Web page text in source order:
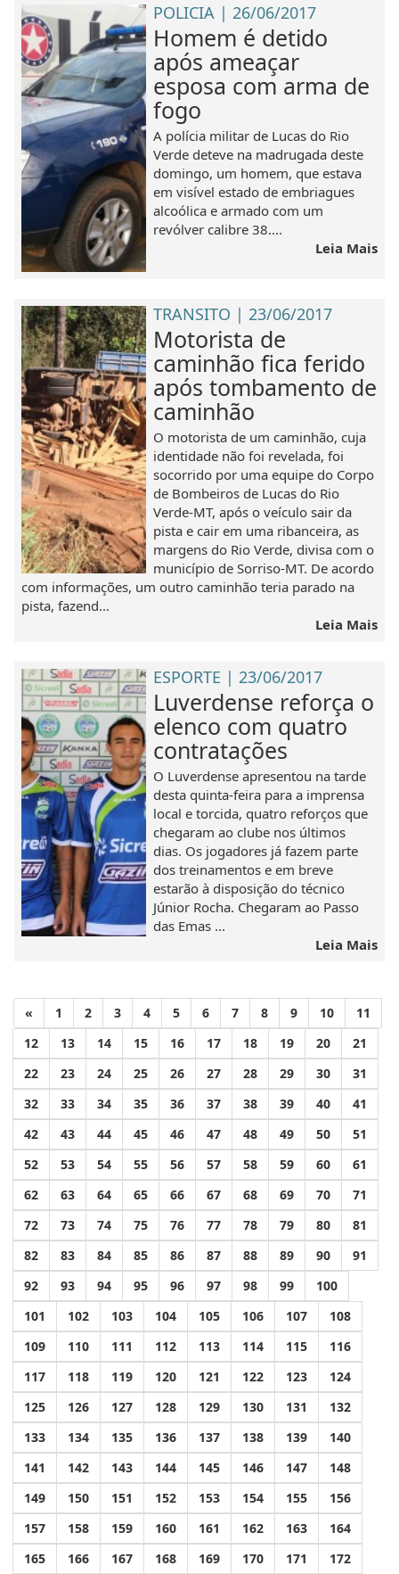
POLICIA | 26/06/2017
Homem é detido
após ameaçar
esposa com arma de
fogo
A polícia militar de Lucas do Rio
Verde deteve na madrugada deste
domingo, um homem, que estava
em visível estado de embriagues
alcoólica e armado com um
revólver calibre 38....
Leia Mais
TRANSITO | 23/06/2017
Motorista de
caminhão fica ferido
após tombamento de
caminhão
O motorista de um caminhão, cuja
identidade não foi revelada, foi
socorrido por uma equipe do Corpo
de Bombeiros de Lucas do Rio
Verde-MT, após o veículo sair da
pista e cair em uma ribanceira, as
margens do Rio Verde, divisa com o
município de Sorriso-MT. De acordo
com informações, um outro caminhão teria parado na
pista, fazend...
Leia Mais
ESPORTE | 23/06/2017
Luverdense reforça o
elenco com quatro
contratações
O Luverdense apresentou na tarde
desta quinta-feira para a imprensa
local e torcida, quatro reforços que
chegaram ao clube nos últimos
dias. Os jogadores já fazem parte
dos treinamentos e em breve
estarão à disposição do técnico
Júnior Rocha. Chegaram ao Passo
das Emas ...
Leia Mais
« 1 2 3 4 5 6 7 8 9 10
11
12
13 14 15 16 17 18 19 20
21
22
23 24 25 26 27 28 29 30
31
32
33 34 35 36 37 38 39 40
41
42
43 44 45 46 47 48 49 50
51
52
53 54 55 56 57 58 59 60
61
62
63 64 65 66 67 68 69 70
71
72
73 74 75 76 77 78 79 80
81
82
83 84 85 86 87 88 89 90
91
92
93 94 95 96 97 98 99
100
101
102 103 104 105 106 107
108
109
110 111 112 113 114 115
116
117
118 119 120 121 122 123
124
125
126 127 128 129 130 131
132
133
134 135 136 137 138 139
140
141
142 143 144 145 146 147
148
149
150 151 152 153 154 155
156
157
158 159 160 161 162 163
164
165
166 167 168 169 170 171 172